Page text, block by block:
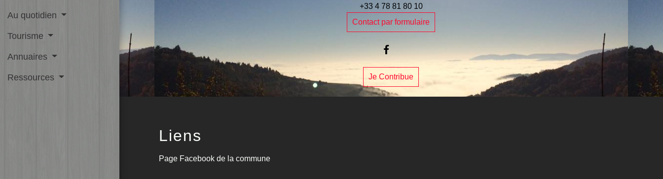
Au quotidien
Tourisme
Annuaires
Ressources
+33 4 78 81 80 10
Contact par formulaire
Je Contribue
Liens
Page Facebook de la commune